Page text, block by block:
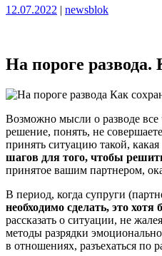
Опубликовано
12.07.2022 | Опубликовано
newsblok
На пороге
Возможно мысли о разводе все
решение, понять, не
принять ситуацию такой,
шагов для того, чтобы
принятое вашим партнером,
В период, когда супруги
необходимо сделать, это
рассказать о ситуации, не
методы разрядки
в отношениях, разъехаться